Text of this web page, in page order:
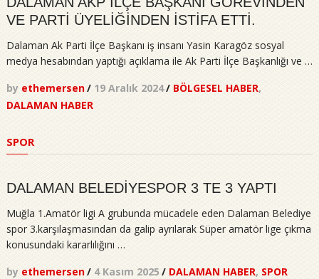
VE PARTİ ÜYELİĞİNDEN İSTİFA ETTİ.
Dalaman Ak Parti İlçe Başkanı iş insanı Yasin Karagöz sosyal
medya hesabından yaptığı açıklama ile Ak Parti İlçe Başkanlığı ve …
by ethemersen/ 19 Aralık 2024/ BÖLGESEL HABER,
DALAMAN HABER
SPOR
DALAMAN BELEDİYESPOR 3 TE 3 YAPTI
Muğla 1.Amatör ligi A grubunda mücadele eden Dalaman Belediye
spor 3.karşılaşmasından da galip ayrılarak Süper amatör lige çıkma
konusundaki kararlılığını …
by ethemersen/ 4 Kasım 2025 / DALAMAN HABER, SPOR